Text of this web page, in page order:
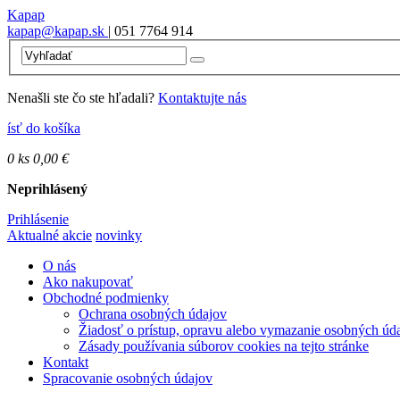
Kapap
kapap@kapap.sk | 051 7764 914
Nenašli ste čo ste hľadali? Kontaktujte nás
ísť do košíka
0 ks 0,00 €
Neprihlásený
Prihlásenie
Aktualné akcie novinky
O nás
Ako nakupovať
Obchodné podmienky
Ochrana osobných údajov
Žiadosť o prístup, opravu alebo vymazanie osobných
Zásady používania súborov cookies na tejto stránke
Kontakt
Spracovanie osobných údajov